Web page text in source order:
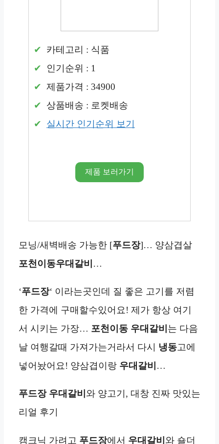
카테고리 : 식품
인기순위 : 1
제품가격 : 34900
상품배송 : 로켓배송
실시간 인기순위 보기
제품 보러가기
모닝/새벽배송 가능한 [푸드장]… 양삼겹살
포천이동우대갈비 …
‘푸드장‘ 이라는곳인데 질 좋은 고기를 저렴
한 가격에 구매할수있어요! 제가 항상 여기
서 시키는 가장… 포천이동 우대갈비 는 다음
날 여행갈때 가져가는거라서 다시 냉동고에
넣어놨어요! 양삼겹이랑 우대갈비 …
푸드장 우대갈비 와 양고기, 대창 진짜 맛있는
리얼 후기
캠크닉 가려고 푸드장에서 우대갈비 와 숄더